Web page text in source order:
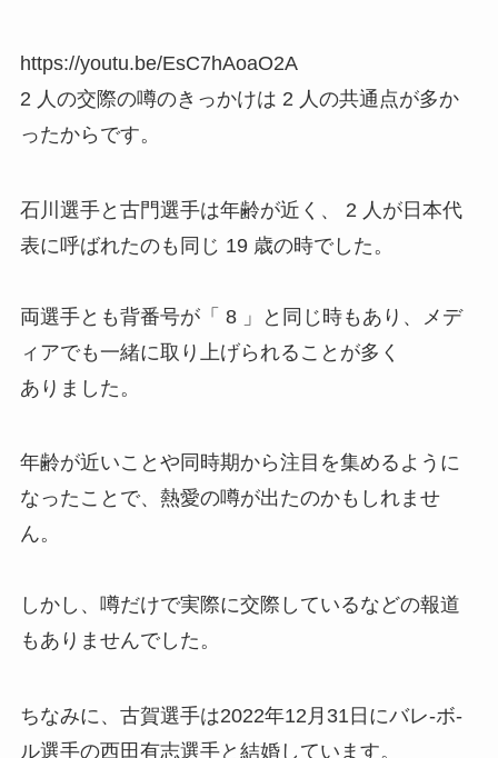
https://youtu.be/EsC7hAoaO2A
2 人の交際の噂のきっかけは 2 人の共通点が多か
ったからです。
石川選手と古門選手は年齢が近く、 2 人が日本代
表に呼ばれたのも同じ 19 歳の時でした。
両選手とも背番号が「 8 」と同じ時もあり、メデ
ィアでも一緒に取り上げられることが多く
ありました。
年齢が近いことや同時期から注目を集めるように
なったことで、熱愛の噂が出たのかもしれませ
ん。
しかし、噂だけで実際に交際しているなどの報道
もありませんでした。
ちなみに、古賀選手は2022年12月31日にバレ-ボ-
ル選手の西田有志選手と結婚しています。